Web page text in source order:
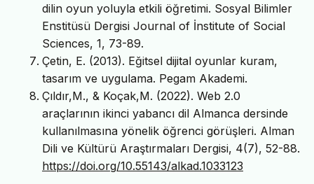
dilin oyun yoluyla etkili öğretimi. Sosyal Bilimler
Enstitüsü Dergisi Journal of İnstitute of Social
Sciences, 1, 73-89.
Çetin, E. (2013). Eğitsel dijital oyunlar kuram,
tasarım ve uygulama. Pegam Akademi.
Çıldır,M., & Koçak,M. (2022). Web 2.0
araçlarının ikinci yabancı dil Almanca dersinde
kullanılmasına yönelik öğrenci görüşleri. Alman
Dili ve Kültürü Araştırmaları Dergisi, 4(7), 52-88.
https://doi.org/10.55143/alkad.1033123